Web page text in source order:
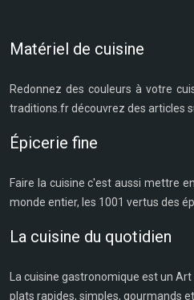
Matériel de cuisine
Redonnez des couleurs à votre
traditions.fr découvrez des articles
Épicerie fine
Faire la cuisine c'est aussi mettre
monde entier, les 1001 vertus des
La cuisine du quotidien
La cuisine gastronomique est un
plats rapides, simples, gourmands